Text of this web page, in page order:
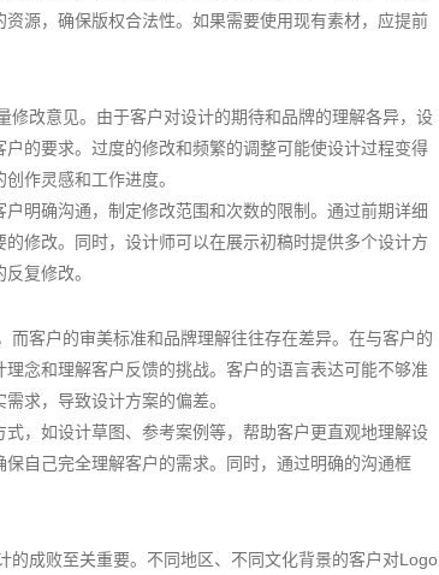
源，确保版权合法性。如果需要使用现有素材，应提前
修改意见。由于客户对设计的期待和品牌的理解各异，设
的要求。过度的修改和频繁的调整可能使设计过程变得
作灵感和工作进度。
明确沟通，制定修改范围和次数的限制。通过前期详细
修改。同时，设计师可以在展示初稿时提供多个设计方
复修改。
而客户的审美标准和品牌理解往往存在差异。在与客户的
念和理解客户反馈的挑战。客户的语言表达可能不够准
求，导致设计方案的偏差。
，如设计草图、参考案例等，帮助客户更直观地理解设
自己完全理解客户的需求。同时，通过明确的沟通框
的成败至关重要。不同地区、不同文化背景的客户对Logo